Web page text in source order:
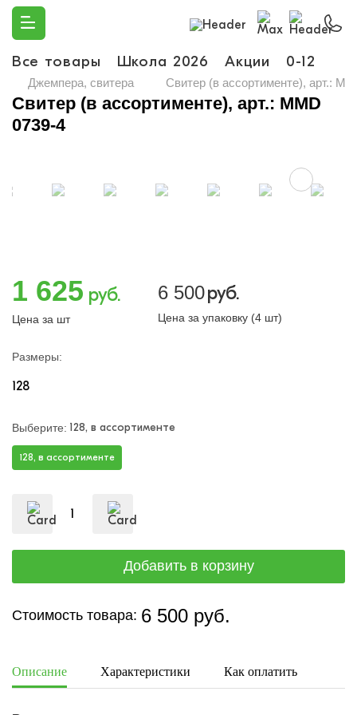
Все товары Школа 2026 Акции 0-12
Джемпера, свитера Свитер (в ассортименте), арт.:
Свитер (в ассортименте), арт.: MMD
0739-4
1 625 руб.
Цена за шт
6 500руб.
Цена за упаковку (4 шт)
Размеры:
128
Выберите: 128, в ассортименте
128, в ассортименте
Стоимость товара: 6 500 руб.
Описание Характеристики Как оплатить